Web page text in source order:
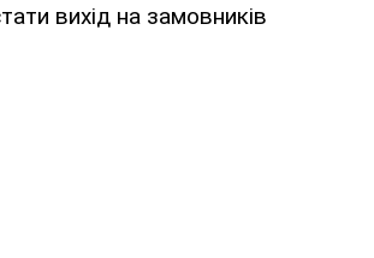
вихід на замовників